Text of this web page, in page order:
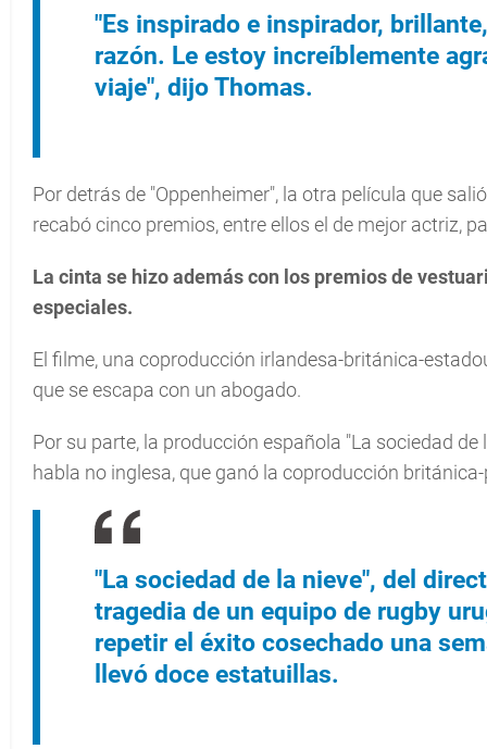
"Es inspirado e inspirador,
razón. Le estoy increíblemente
viaje", dijo Thomas.
Por detrás de "Oppenheimer", la otra película que
recabó cinco premios, entre ellos el de mejor actriz,
La cinta se hizo además con los premios de
especiales.
El filme, una coproducción irlandesa-británica-
que se escapa con un abogado.
Por su parte, la producción española "La sociedad
habla no inglesa, que ganó la coproducción
"La sociedad de la nieve", del
tragedia de un equipo de rugby
repetir el éxito cosechado una
llevó doce estatuillas.